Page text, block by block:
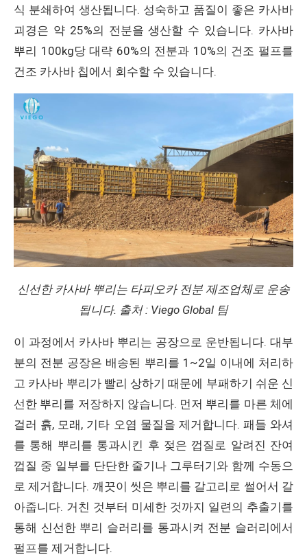
식 분쇄하여 생산됩니다. 성숙하고 품질이 좋은 카사바
괴경은 약 25%의 전분을 생산할 수 있습니다. 카사바
뿌리 100kg당 대략 60%의 전분과 10%의 건조 펄프를
건조 카사바 칩에서 회수할 수 있습니다.
신선한 카사바 뿌리는 타피오카 전분 제조업체로 운송
됩니다. 출처 : Viego Global 팀
이 과정에서 카사바 뿌리는 공장으로 운반됩니다. 대부
분의 전분 공장은 배송된 뿌리를 1~2일 이내에 처리하
고 카사바 뿌리가 빨리 상하기 때문에 부패하기 쉬운 신
선한 뿌리를 저장하지 않습니다. 먼저 뿌리를 마른 체에
걸러 흙, 모래, 기타 오염 물질을 제거합니다. 패들 와셔
를 통해 뿌리를 통과시킨 후 젖은 껍질로 알려진 잔여
껍질 중 일부를 단단한 줄기나 그루터기와 함께 수동으
로 제거합니다. 깨끗이 씻은 뿌리를 갈고리로 썰어서 갈
아줍니다. 거친 것부터 미세한 것까지 일련의 추출기를
통해 신선한 뿌리 슬러리를 통과시켜 전분 슬러리에서
펄프를 제거합니다.